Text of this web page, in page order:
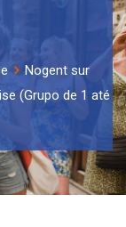
Nogent sur
(Grupo de 1 até